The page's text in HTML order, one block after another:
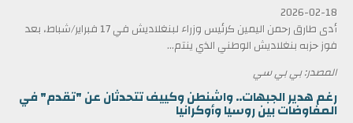
2026-02-18
أدى طارق رحمن اليمين كرئيس وزراء لبنغلاديش في 17 فبراير/شباط، بعد
فوز حزبه بنغلاديش الوطني الذي ينتم...
المصدر: بي بي سي
رغم هدير الجبهات.. واشنطن وكييف تتحدثان عن "تقدم" في
المفاوضات بين روسيا وأوكرانيا